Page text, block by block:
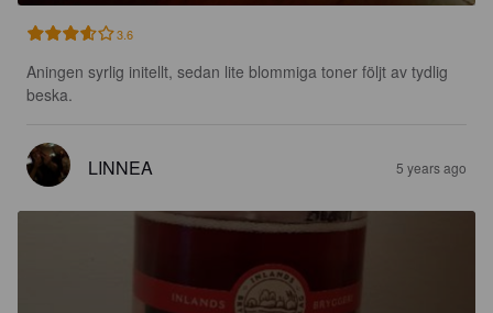
3.6
Aningen syrlig initellt, sedan lite blommiga toner följt av tydlig
beska.
LINNEA 5 years ago